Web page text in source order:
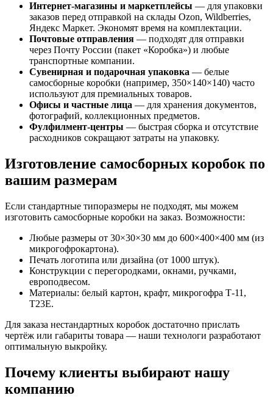
Интернет-магазины и маркетплейсы — для упаковки
заказов перед отправкой на склады Ozon, Wildberries,
Яндекс Маркет. Экономят время на комплектации.
Почтовые отправления — подходят для отправки
через Почту России (пакет «Коробка») и любые
транспортные компании.
Сувенирная и подарочная упаковка — белые
самосборные коробки (например, 350×140×140) часто
используют для премиальных товаров.
Офисы и частные лица — для хранения документов,
фотографий, коллекционных предметов.
Фулфилмент-центры — быстрая сборка и отсутствие
расходников сокращают затраты на упаковку.
Изготовление самосборных коробок по
вашим размерам
Если стандартные типоразмеры не подходят, мы можем
изготовить самосборные коробки на заказ. Возможности:
Любые размеры от 30×30×30 мм до 600×400×400 мм (из
микрогофрокартона).
Печать логотипа или дизайна (от 1000 штук).
Конструкции с перегородками, окнами, ручками,
европодвесом.
Материалы: белый картон, крафт, микрогофра Т-11,
Т23Е.
Для заказа нестандартных коробок достаточно прислать
чертёж или габариты товара — наши технологи разработают
оптимальную выкройку.
Почему клиенты выбирают нашу
компанию